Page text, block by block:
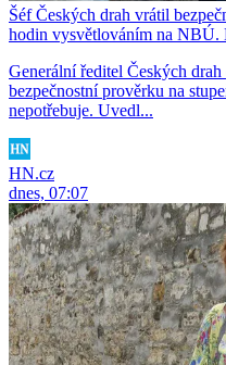
Šéf Českých drah vrátil
hodin vysvětlováním na NBÚ.
Generální ředitel Českých
bezpečnostní prověrku na
nepotřebuje. Uvedl...
HN.cz
dnes, 07:07